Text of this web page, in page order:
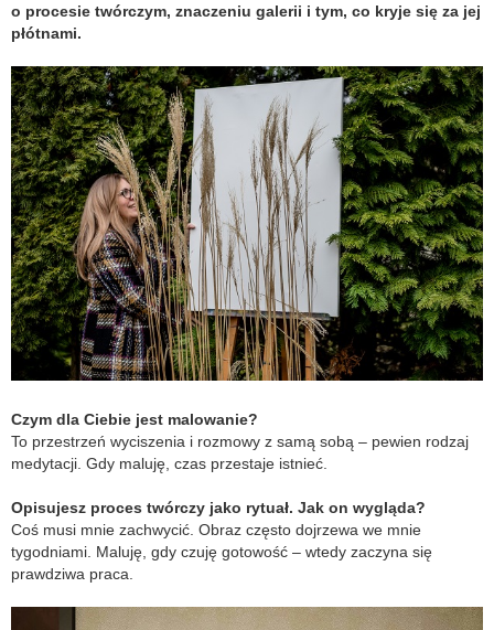
o procesie twórczym, znaczeniu galerii i tym, co kryje się za jej
płótnami.
Czym dla Ciebie jest malowanie?
To przestrzeń wyciszenia i rozmowy z samą sobą – pewien rodzaj
medytacji. Gdy maluję, czas przestaje istnieć.
Opisujesz proces twórczy jako rytuał. Jak on wygląda?
Coś musi mnie zachwycić. Obraz często dojrzewa we mnie
tygodniami. Maluję, gdy czuję gotowość – wtedy zaczyna się
prawdziwa praca.